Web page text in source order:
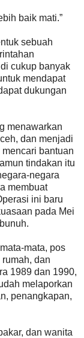
baik mati.”
sebuah
cukup banyak
mendapat
dukungan
menawarkan
dan menjadi
bantuan
tindakan itu
negara
membuat
ini baru
pada Mei
mata, pos
dan
1989 dan 1990,
melaporkan
penangkapan,
dan wanita